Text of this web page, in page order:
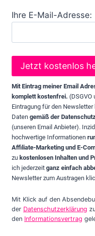
Ihre E-Mail-Adresse:
Mit Eintrag meiner Email
komplett kostenfrei.
Eintragung für den
Daten gemäß der
(unseren Email Anbieter).
hochwertige Informationen
Affiliate-Marketing und E-
zu kostenlosen Inhalten und
ich jederzeit ganz einfach
Newsletter zum Austragen
Mit Klick auf den
der Datenschutzerklärung
den Informationsvertrag